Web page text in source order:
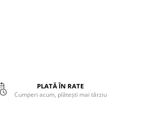
PLATĂ ÎN RATE
Cumperi acum, plătești mai târziu